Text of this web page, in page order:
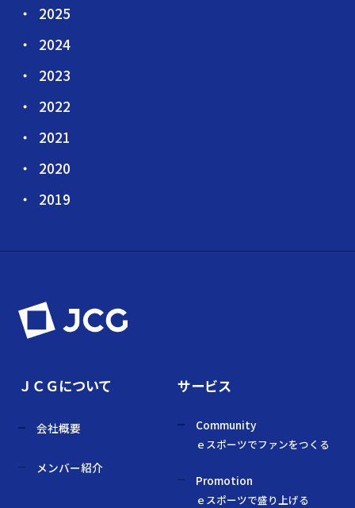
2025
2024
2023
2022
2021
2020
2019
ＪＣＧについて
会社概要
メンバー紹介
サービス
Community
ｅスポーツでファンをつくる
Promotion
ｅスポーツで盛り上げる